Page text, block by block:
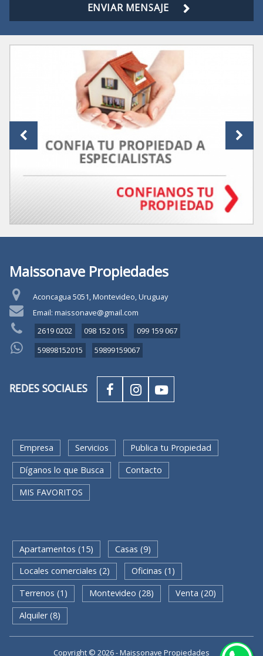
ENVIAR MENSAJE
Maissonave Propiedades
Aconcagua 5051, Montevideo, Uruguay
Email: maissonave@gmail.com
2619 0202
098 152 015
099 159 067
59898152015
59899159067
REDES SOCIALES
Empresa Servicios
Publica tu Propiedad
Díganos lo que Busca
Contacto
MIS FAVORITOS
Apartamentos (15)
Casas (9)
Locales comerciales (2)
Oficinas (1)
Terrenos (1)
Montevideo (28)
Venta (20)
Alquiler (8)
Copyright © 2026 - Maissonave Propiedades